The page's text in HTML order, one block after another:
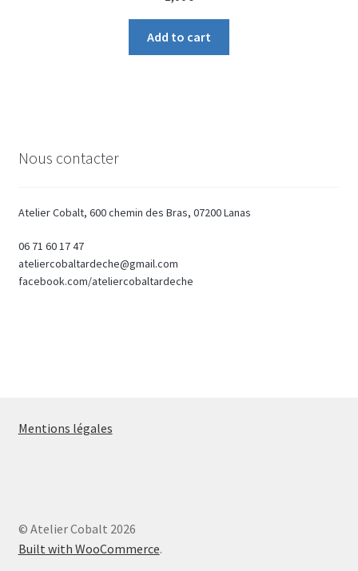
Add to cart
Nous contacter
Atelier Cobalt, 600 chemin des Bras, 07200 Lanas
06 71 60 17 47
ateliercobaltardeche@gmail.com
facebook.com/ateliercobaltardeche
Mentions légales
© Atelier Cobalt 2026
Built with WooCommerce.